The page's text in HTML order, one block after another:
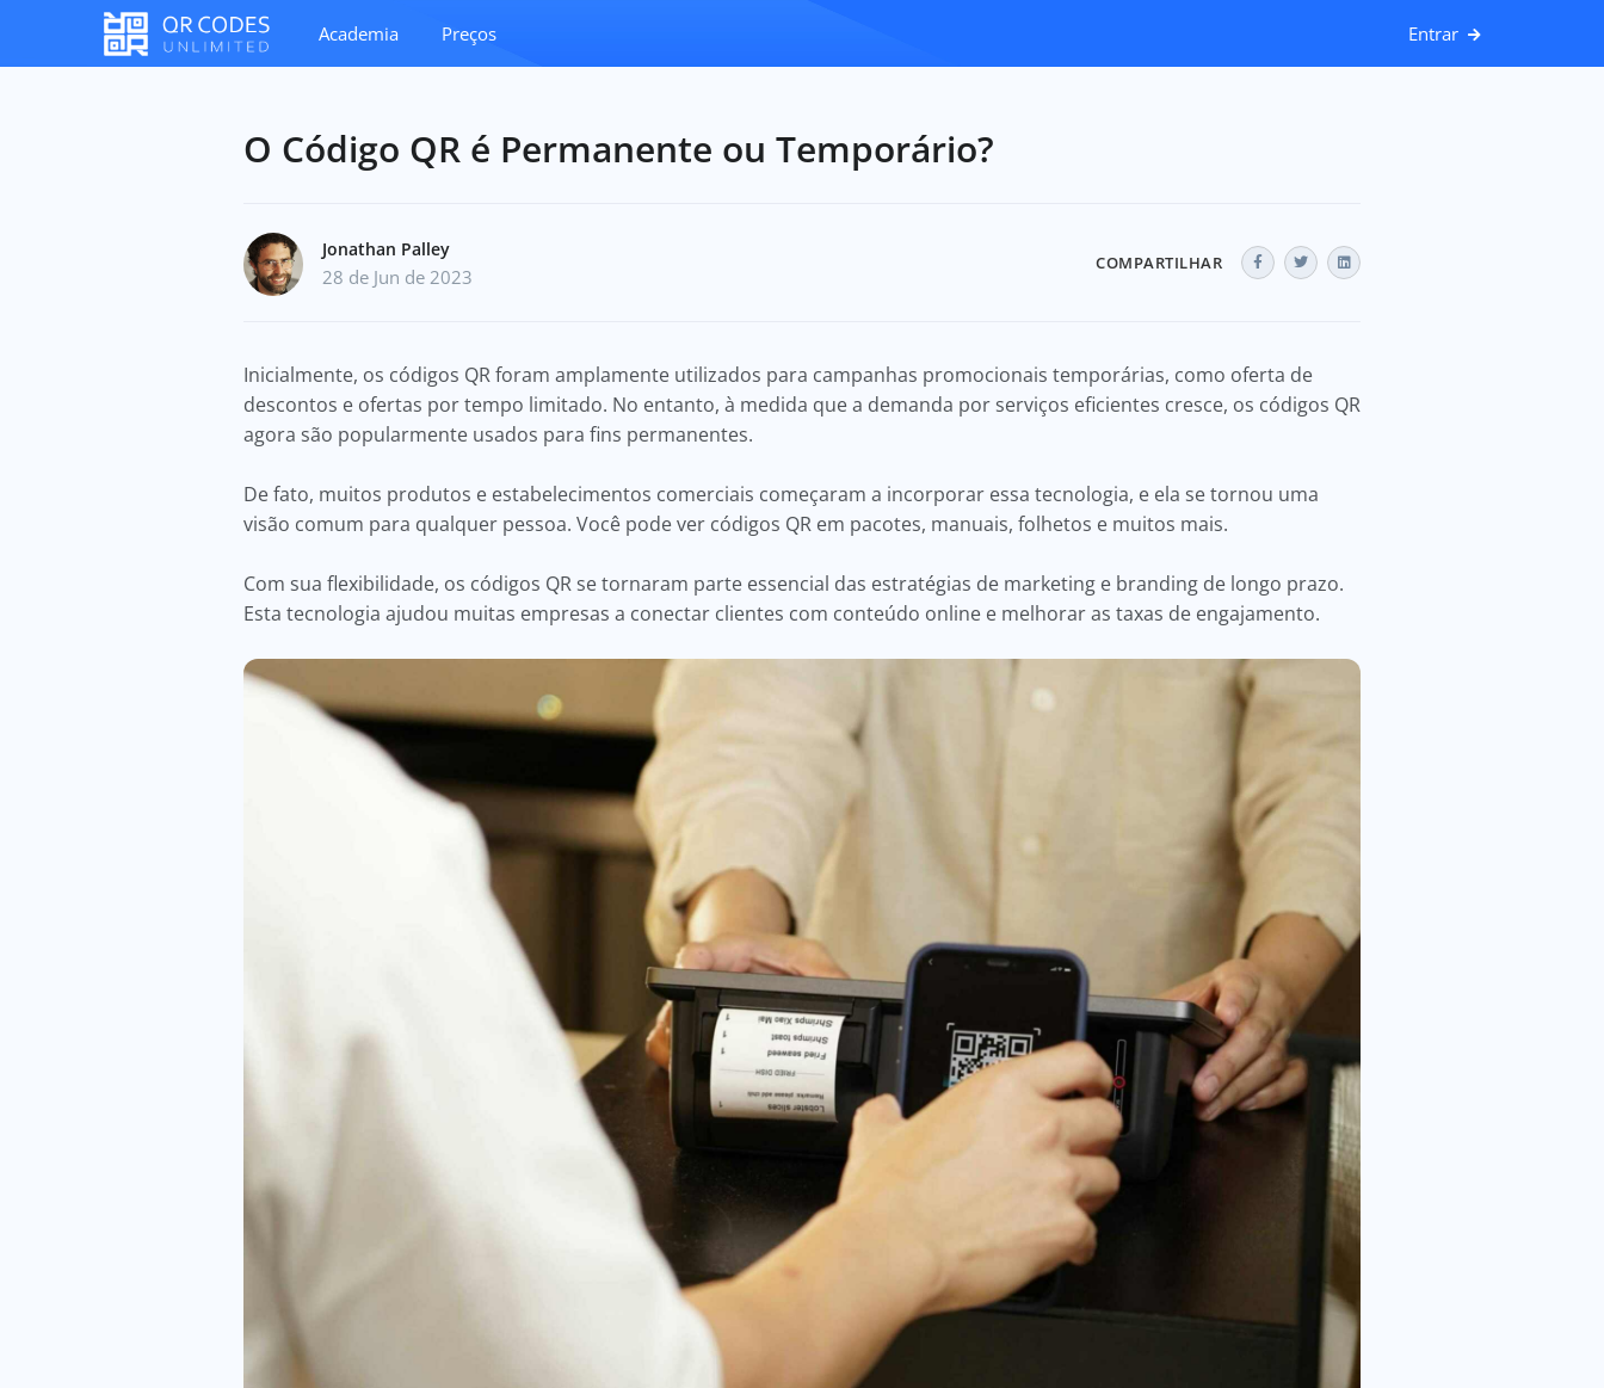
Academia Preços Entrar
O Código QR é Permanente ou Temporário?
Jonathan Palley
28 de Jun de 2023
COMPARTILHAR
Inicialmente, os códigos QR foram amplamente utilizados para campanhas promocionais temporárias, como oferta de
descontos e ofertas por tempo limitado. No entanto, à medida que a demanda por serviços eficientes cresce, os códigos QR
agora são popularmente usados para fins permanentes.
De fato, muitos produtos e estabelecimentos comerciais começaram a incorporar essa tecnologia, e ela se tornou uma
visão comum para qualquer pessoa. Você pode ver códigos QR em pacotes, manuais, folhetos e muitos mais.
Com sua flexibilidade, os códigos QR se tornaram parte essencial das estratégias de marketing e branding de longo prazo.
Esta tecnologia ajudou muitas empresas a conectar clientes com conteúdo online e melhorar as taxas de engajamento.